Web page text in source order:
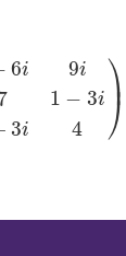
6i
3i
9i
1 − 3i
4
⎞
⎠
⎟
i1 )